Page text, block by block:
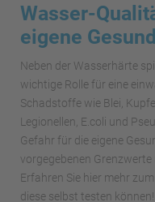
Wasser-
eigene
Neben der Wasserhärte
wichtige Rolle für eine
Schadstoffe wie Blei,
Legionellen, E.coli und
Gefahr für die eigene
vorgegebenen Grenzwerte
Erfahren Sie hier mehr
diese selbst testen können!